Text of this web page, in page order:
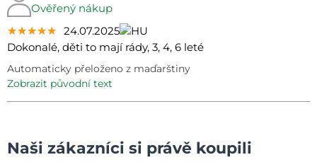
Ověřený nákup
★★★★★
★★★★★
★★★★★ 24.07.2025
Dokonalé, děti to mají rády, 3, 4, 6 leté
Automaticky přeloženo z maďarštiny
zobrazit původní text
Naši zákazníci si právě koupili